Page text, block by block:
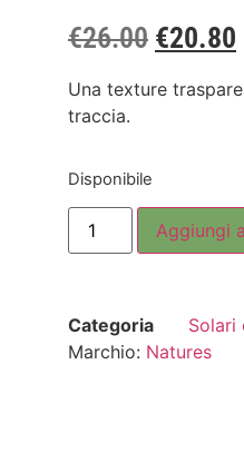
€26.00 €20.80
Una texture
traccia.
Disponibile
Aggiungi
Categoria
Solari
Marchio: Natures